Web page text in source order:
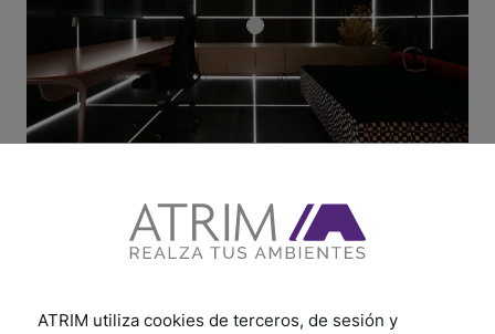
ATRIM utiliza cookies de terceros, de sesión y